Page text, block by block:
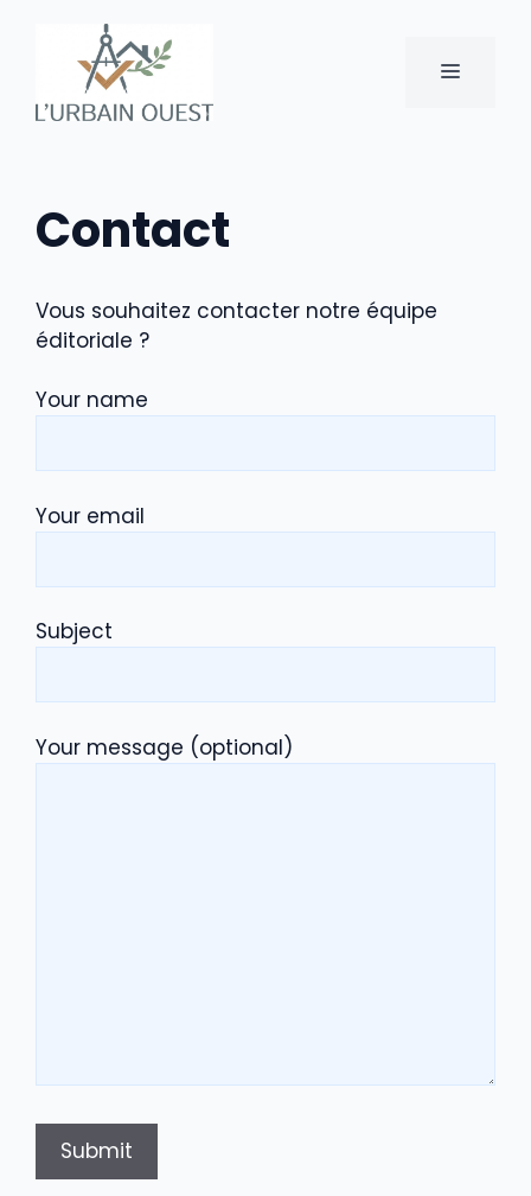
contenu
MENU
Contact
Vous souhaitez contacter notre équipe
éditoriale ?
Your name
Your email
Subject
Your message (optional)